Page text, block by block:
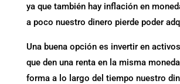
ya que también hay inflación en
a poco nuestro dinero pierde poder
Una buena opción es invertir en
que den una renta en la misma
forma a lo largo del tiempo nuestro